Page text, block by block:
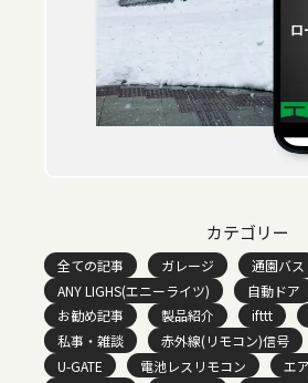
カテゴリー
全ての記事 ガレージ 通園バス
ANY LIGHS(エニーライツ)
自動ドア
お勧め記事
製品紹介 ifttt
私事・雑談
赤外線(リモコン)信号
U-GATE
電池レスリモコン
エ